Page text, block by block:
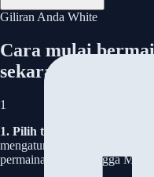
Giliran Anda White
Cara mulai
sekarang juga
1
1. Pilih tingkat kesulitan Anda
mengatur kekuatan
permainan santai hingga